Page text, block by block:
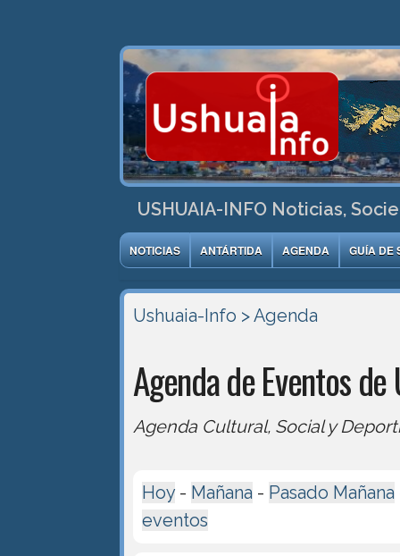
USHUAIA-INFO Noticias,
NOTICIAS ANTÁRTIDA AGENDA GUÍA DE
Ushuaia-Info > Agenda
Agenda de Eventos de
Agenda Cultural, Social y
Hoy - Mañana - Pasado Mañana
eventos